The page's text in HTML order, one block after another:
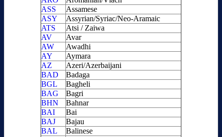
ASS
Assamese
ASY
Assyrian/Syriac/Neo-Aramaic
ATS
Atsi / Zaiwa
AV
Avar
AW
Awadhi
AY
Aymara
AZ
Azeri/Azerbaijani
BAD
Badaga
BGL
Bagheli
BAG
Bagri
BHN
Bahnar
BAI
Bai
BAJ
Bajau
BAL
Balinese